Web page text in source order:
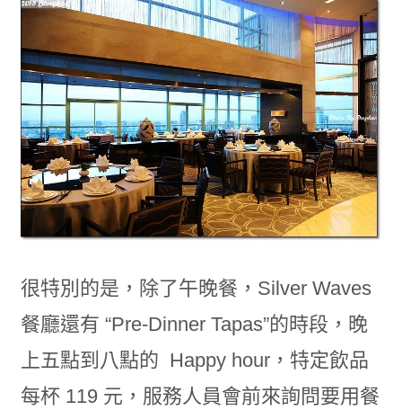
很特別的是，除了午晚餐，Silver Waves
餐廳還有 “Pre-Dinner Tapas”的時段，晚
上五點到八點的 Happy hour，特定飲品
每杯 119 元，服務人員會前來詢問要用餐